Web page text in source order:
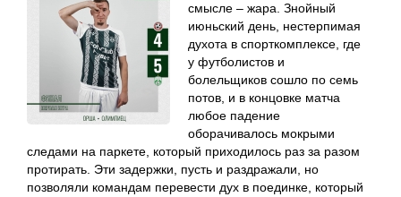
смысле – жара. Знойный
июньский день, нестерпимая
духота в спорткомплексе, где
у футболистов и
болельщиков сошло по семь
потов, и в концовке матча
любое падение
оборачивалось мокрыми
следами на паркете, который приходилось раз за разом
протирать. Эти задержки, пусть и раздражали, но
позволяли командам перевести дух в поединке, который